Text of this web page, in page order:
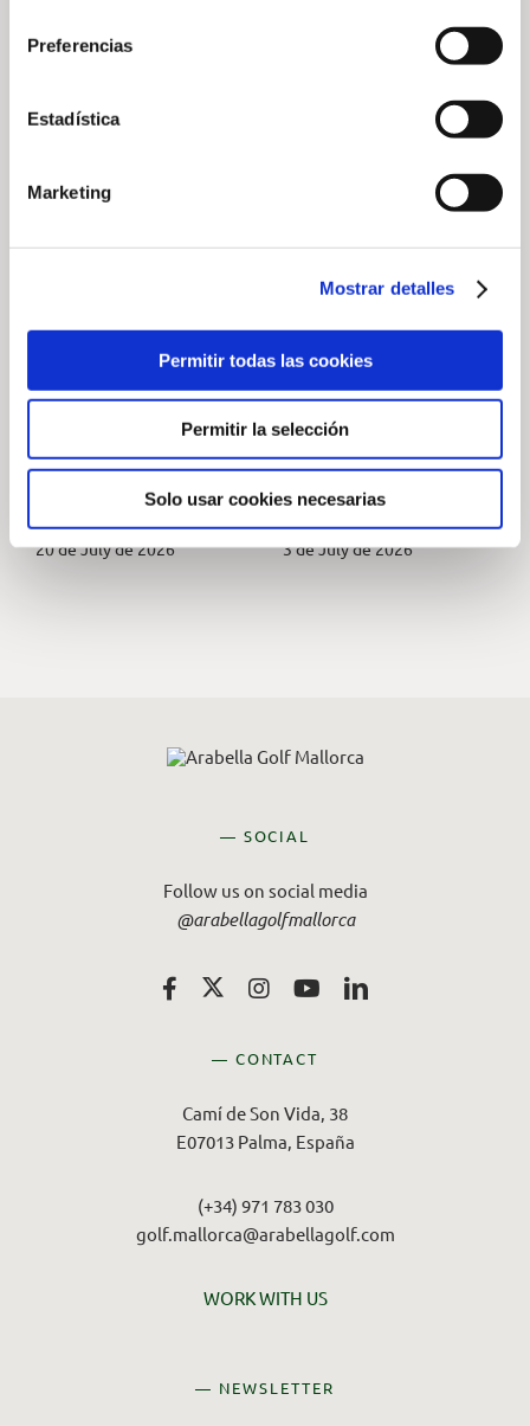
Preferencias
Estadística
Marketing
Mostrar detalles
Permitir todas las cookies
Permitir la selección
Solo usar cookies necesarias
— Related news
2026 Native
Wildlife
Competition at
20 de July de 2026
Golf Son Muntaner
Pioneers
Autonomous
Mowing Technology
3 de July de 2026
— SOCIAL
Follow us on social media
@arabellagolfmallorca
— CONTACT
Camí de Son Vida, 38
E07013 Palma, España
(+34) 971 783 030
golf.mallorca@arabellagolf.com
WORK WITH US
— NEWSLETTER